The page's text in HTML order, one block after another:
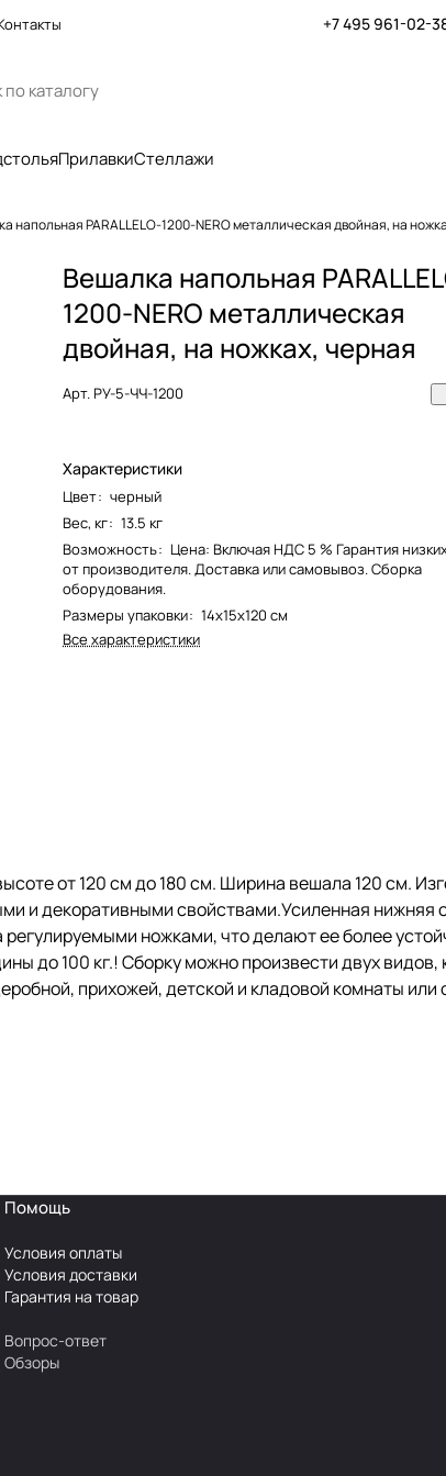
+7 495 961-02-
ПрилавкиСтеллажи
напольная PARALLELO-1200-NERO металлическая двойная, на
Вешалка напольная
1200-NERO металлическая
двойная, на ножках, черная
Арт.РУ-5-ЧЧ-1200
Характеристики
Цвет: черный
Вес, кг: 13.5 кг
Возможность: Цена: Включая НДС 5 % Гарантия
от производителя. Доставка или самовывоз. Сборка
оборудования.
Размеры упаковки: 14x15x120 см
Все характеристики
от 120 см до 180 см. Ширина вешала 120 см.
и декоративными свойствами.Усиленная нижняя
ножками, что делают ее более
до 100 кг.! Сборку можно произвести двух видов,
прихожей, детской и кладовой комнаты
Помощь
Условия оплаты
Условия доставки
Гарантия на товар
Вопрос-ответ
Обзоры